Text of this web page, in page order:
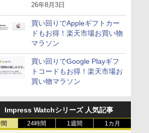
26年8月3日
買い回りでAppleギフトカー
ドもお得！楽天市場お買い物
マラソン
買い回りでGoogle Playギフ
トコードもお得！楽天市場お
買い物マラソン
Impress Watchシリーズ 人気記事
24時間 1週間 1カ月